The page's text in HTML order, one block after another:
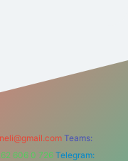
Teams:
606 0 726 Telegram: